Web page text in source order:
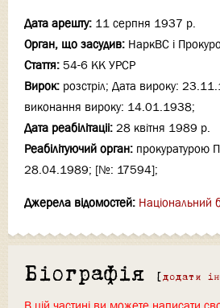
Дата арешту: 11 серпня 1937 р.
Орган, що засудив: НаркВС і
Стаття: 54-6 КК УРСР
Вирок: розстріл; Дата вироку:
виконання вироку: 14.01.1938;
Дата реабілітаціi: 28 квітня 1989 р.
Реабілітуючий орган: прокуратурою
28.04.1989; [№: 17594];
Джерела відомостей: Національний
Біографія [ додати